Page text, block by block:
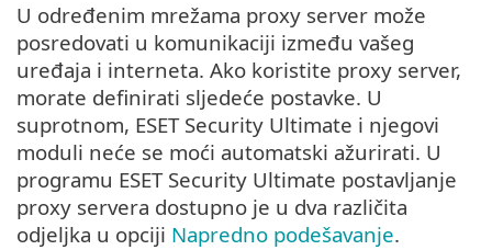
U određenim mrežama proxy server može
posredovati u komunikaciji između vašeg
uređaja i interneta. Ako koristite proxy server,
morate definirati sljedeće postavke. U
suprotnom, ESET Security Ultimate i njegovi
moduli neće se moći automatski ažurirati. U
programu ESET Security Ultimate postavljanje
proxy servera dostupno je u dva različita
odjeljka u opciji Napredno podešavanje.